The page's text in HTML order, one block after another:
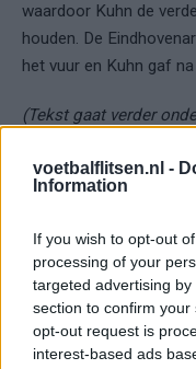
voetbalflitsen.nl -
Information
If you wish to opt-out
processing of your
targeted advertising
section to confirm
opt-out request is
interest-based ads
waardoor Kuhn de
houden. De
het vuur en Kuhn gaf
(Tekst gaat verder